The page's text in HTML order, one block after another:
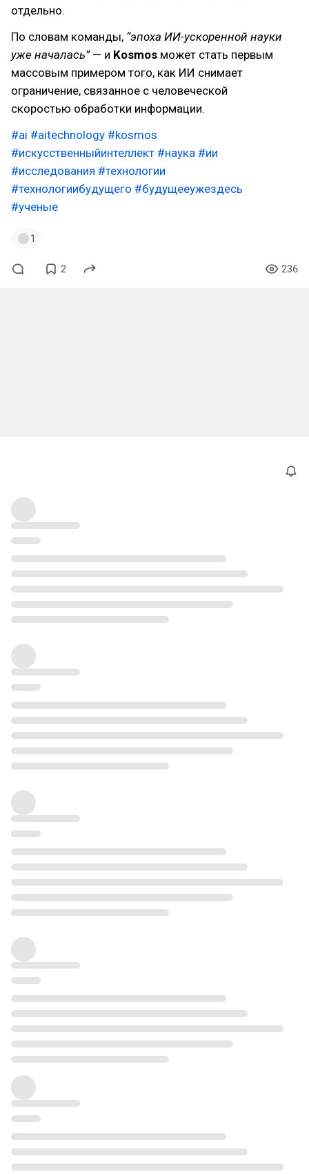
отдельно.
По словам команды, “эпоха ИИ-ускоренной науки
уже началась”— и Kosmos может стать первым
массовым примером того, как ИИ снимает
ограничение, связанное с человеческой
скоростью обработки информации.
#ai #aitechnology #kosmos
#искусственныйинтеллект #наука #ии
#исследования #технологии
#технологиибудущего #будущееужездесь
#ученые
1
2 236